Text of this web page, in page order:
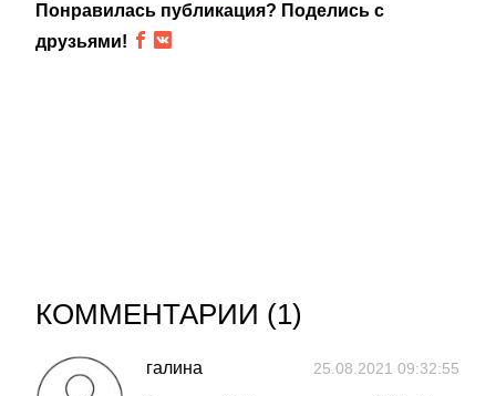
Понравилась публикация? Поделись с
друзьями!
КОММЕНТАРИИ (1)
галина 25.08.2021 09:32:55